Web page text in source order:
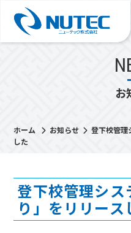
お
ホーム お知らせ
登下校管理
した
登下校管理シ
り」をリリース